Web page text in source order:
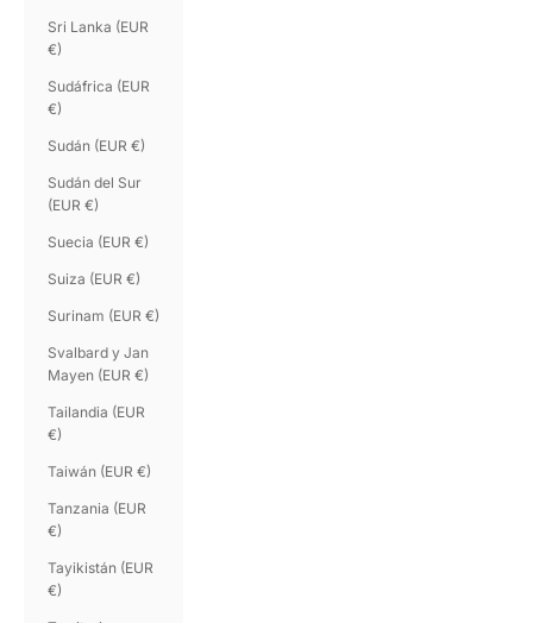
Sri Lanka (EUR
€)
Sudáfrica (EUR
€)
Sudán (EUR €)
Sudán del Sur
(EUR €)
Suecia (EUR €)
Suiza (EUR €)
Surinam (EUR €)
Svalbard y Jan
Mayen (EUR €)
Tailandia (EUR
€)
Taiwán (EUR €)
Tanzania (EUR
€)
Tayikistán (EUR
€)